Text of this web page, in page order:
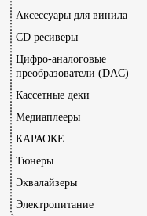
Аксессуары для винила
CD ресиверы
Цифро-аналоговые
преобразователи (DAC)
Кассетные деки
Медиаплееры
КАРАОКЕ
Тюнеры
Эквалайзеры
Электропитание